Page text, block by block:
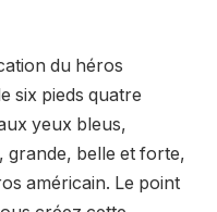
du héros
six pieds quatre
yeux bleus,
grande, belle et forte,
américain. Le point